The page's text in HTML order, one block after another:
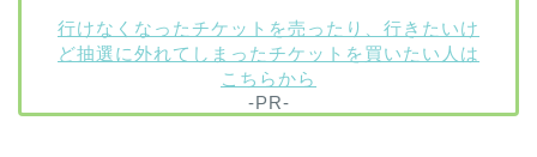
行けなくなったチケットを売ったり、行きたいけ
ど抽選に外れてしまったチケットを買いたい人は
こちらから
-PR-